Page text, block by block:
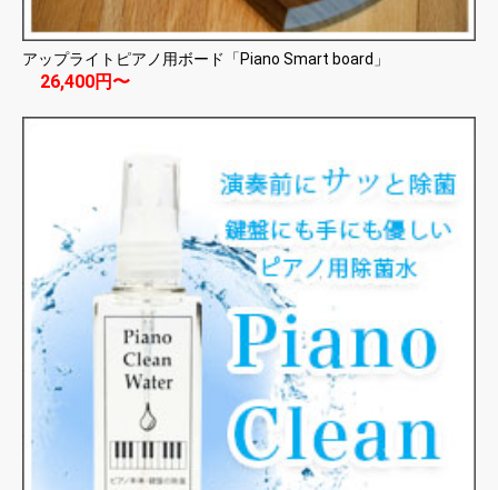
アップライトピアノ用ボード「Piano Smart board」
26,400円〜